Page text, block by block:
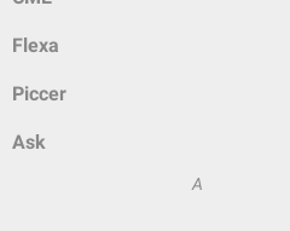
Flexa
Piccer
Ask
A